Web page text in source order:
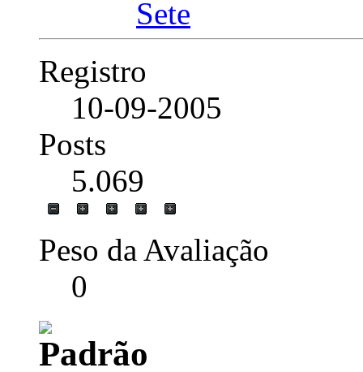
Registro
10-09-2005
Posts
5.069
Peso da Avaliação
0